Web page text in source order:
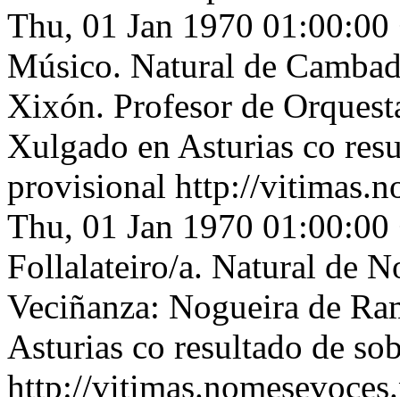
Thu, 01 Jan 1970 01:00:00
Músico. Natural de
Xixón. Profesor de
Xulgado en Asturias co
provisional http://
Thu, 01 Jan 1970 01:00:00
Follalateiro/a. Natural de
Veciñanza: Nogueira de
Asturias co resultado de
http://